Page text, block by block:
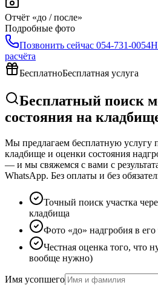
Отчёт «до / после»
Подробные фото
Позвонить сейчас 054-731-0054
расчёта
БесплатноБесплатная услуга
Бесплатный поиск
состояния на
Мы предлагаем бесплатную услугу
кладбище и оценки состояния
— и мы свяжемся с вами с
WhatsApp. Без оплаты и без
Точный поиск участка
кладбища
Фото «до» надгробия в
Честная оценка того, что
вообще нужно)
Имя усопшего